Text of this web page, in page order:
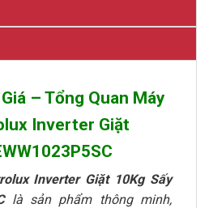
– Tổng Quan Máy
Inverter Giặt
Inverter Giặt 10Kg Sấy
là sản phẩm thông minh,